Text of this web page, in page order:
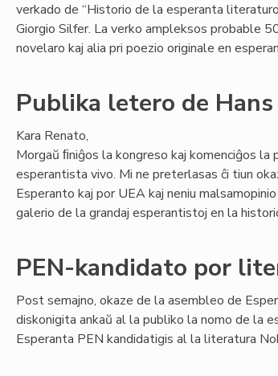
verkado de “Historio de la esperanta
Giorgio Silfer. La verko ampleksos probable
novelaro kaj alia pri poezio originale en
Publika letero de
Kara Renato,
Morgaŭ ﬁniĝos la kongreso kaj komenciĝos
esperantista vivo. Mi ne preterlasas ĉi tiun
Esperanto kaj por UEA kaj neniu
galerio de la grandaj esperantistoj en la
PEN-kandidato por
Post semajno, okaze de la asembleo de
diskonigita ankaŭ al la publiko la nomo de la
Esperanta PEN kandidatigis al la literatura